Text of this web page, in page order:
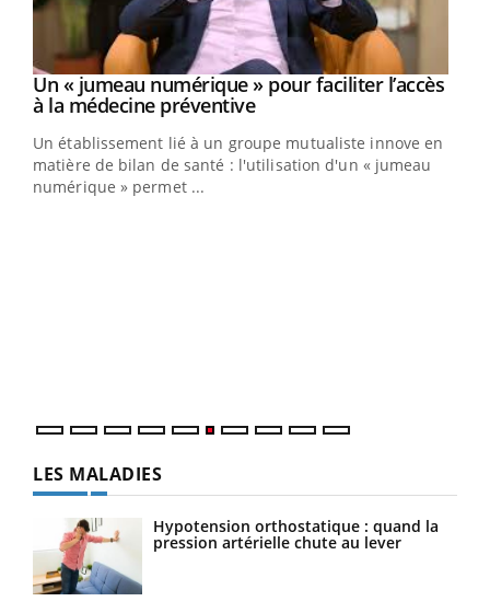
Youtube
Un « jumeau numérique » pour faciliter l’accès
à la médecine préventiveYoutube
Un établissement lié à un groupe mutualiste innove en
matière de bilan de santé : l'utilisation d'un « jumeau
numérique » permet ...
LES MALADIES
Hypotension orthostatique : quand la
pression artérielle chute au lever